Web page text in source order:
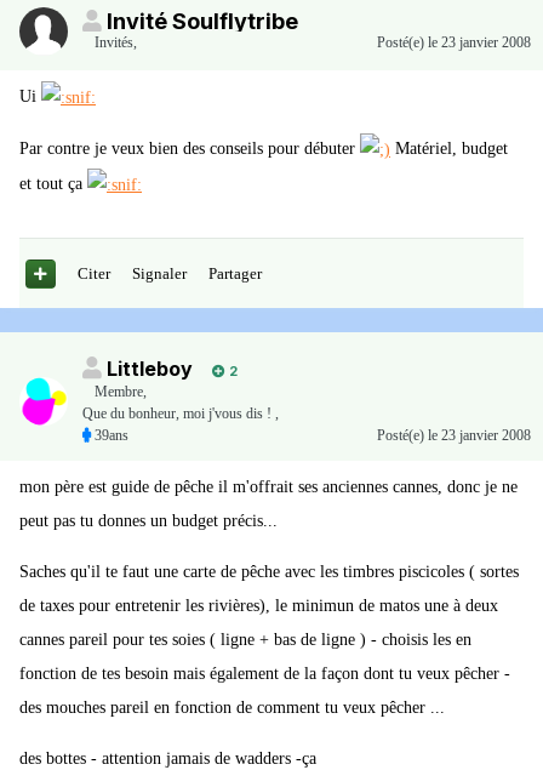
Invité Soulflytribe
Invités, Posté(e) le 23 janvier 2008
Ui
Par contre je veux bien des conseils pour débuter
Matériel, budget
et tout ça
Citer Signaler Partager
Littleboy
2
Membre,
Que du bonheur, moi j'vous dis ! ,
39ans
Posté(e) le 23 janvier 2008
mon père est guide de pêche il m'offrait ses anciennes cannes, donc je ne
peut pas tu donnes un budget précis...
Saches qu'il te faut une carte de pêche avec les timbres piscicoles ( sortes
de taxes pour entretenir les rivières), le minimun de matos une à deux
cannes pareil pour tes soies ( ligne + bas de ligne ) - choisis les en
fonction de tes besoin mais également de la façon dont tu veux pêcher -
des mouches pareil en fonction de comment tu veux pêcher ...
des bottes - attention jamais de wadders -ça